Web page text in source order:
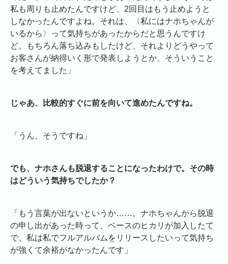
私も周りも止めたんですけど、2回目はもう止めようと
しなかったんですよね。それは、〈私にはナホちゃんが
いるから〉って気持ちがあったからだと思うんですけ
ど。もちろん落ち込みもしたけど、それよりどうやって
お客さんが納得いく形で発表しようとか、そういうこと
を考えてました」
じゃあ、比較的すぐに前を向いて進めたんですね。
「うん、そうですね」
でも、ナホさんも脱退することになったわけで。その時
はどういう気持ちでしたか？
「もう言葉が出ないというか……。ナホちゃんから脱退
の申し出があった時って、ベースのヒカリが加入したて
で、私は私でフルアルバムをリリースしたいって気持ち
が強くて余裕がなかったんです」